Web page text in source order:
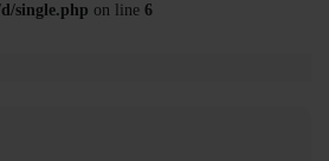
single.php on line 6